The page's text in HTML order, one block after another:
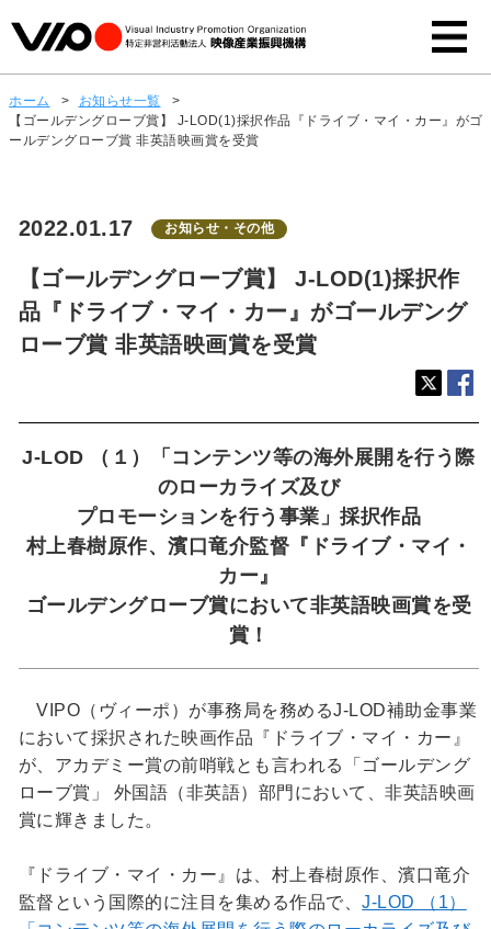
ホーム > お知らせ一覧
>
【ゴールデングローブ賞】 J-LOD(1)採択作品『ドライブ・マイ・カー』がゴ
ールデングローブ賞 非英語映画賞を受賞
2022.01.17 お知らせ・その他
【ゴールデングローブ賞】 J-LOD(1)採択作
品『ドライブ・マイ・カー』がゴールデング
ローブ賞 非英語映画賞を受賞
J-LOD （１）「コンテンツ等の海外展開を⾏う際
のローカライズ及び
プロモーションを⾏う事業」採択作品
村上春樹原作、濱口竜介監督『ドライブ・マイ・
カー』
ゴールデングローブ賞において非英語映画賞を受
賞！
VIPO（ヴィーポ）が事務局を務めるJ-LOD補助金事業
において採択された映画作品『ドライブ・マイ・カー』
が、アカデミー賞の前哨戦とも言われる「ゴールデング
ローブ賞」 外国語（非英語）部門において、非英語映画
賞に輝きました。
『ドライブ・マイ・カー』は、村上春樹原作、濱口竜介
監督という国際的に注目を集める作品で、J-LOD （1）